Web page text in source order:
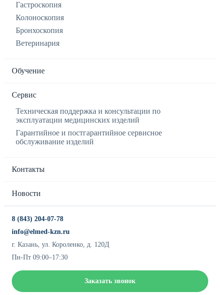
Гастроскопия
Колоноскопия
Бронхоскопия
Ветеринария
Обучение
Сервис
Техническая поддержка и консультации по
эксплуатации медицинских изделий
Гарантийное и постгарантийное сервисное
обслуживание изделий
Контакты
Новости
8 (843) 204-07-78
info@elmed-kzn.ru
г. Казань, ул. Короленко, д. 120Д
Пн-Пт 09:00–17:30
Заказать звонок